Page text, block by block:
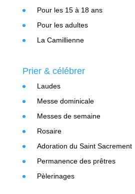
Pour les 15 à 18 ans
Pour les adultes
La Camillienne
Prier & célébrer
Laudes
Messe dominicale
Messes de semaine
Rosaire
Adoration du Saint Sacrement
Permanence des prêtres
Pèlerinages